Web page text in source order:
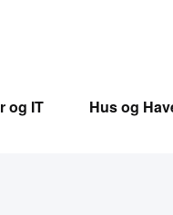
og IT Hus og